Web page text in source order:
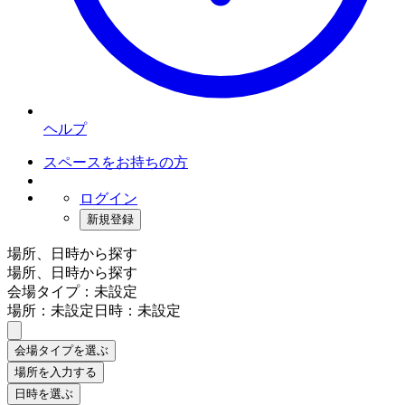
ヘルプ
スペースをお持ちの方
ログイン
新規登録
場所、日時から探す
場所、日時から探す
会場タイプ：未設定
場所：未設定日時：未設定
会場タイプを選ぶ
場所を入力する
日時を選ぶ